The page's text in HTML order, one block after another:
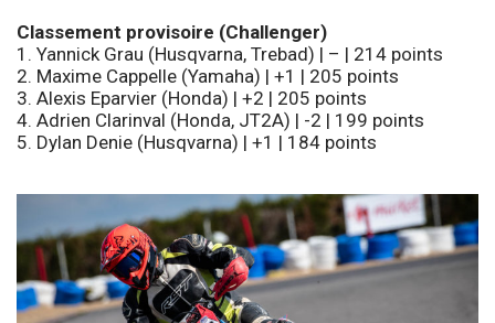
Classement provisoire (Challenger)
1. Yannick Grau (Husqvarna, Trebad) | – | 214 points
2. Maxime Cappelle (Yamaha) | +1 | 205 points
3. Alexis Eparvier (Honda) | +2 | 205 points
4. Adrien Clarinval (Honda, JT2A) | -2 | 199 points
5. Dylan Denie (Husqvarna) | +1 | 184 points